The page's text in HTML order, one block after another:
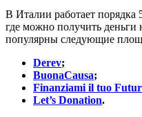
В Италии работает порядка
где можно получить деньги
популярны следующие
Derev;
BuonaCausa;
Finanziami il tuo
Let’s Donation.